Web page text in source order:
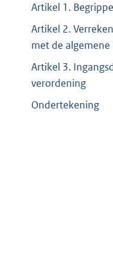
Artikel 1.
Artikel 2.
met de
Artikel 3.
verordening
Ondertekening